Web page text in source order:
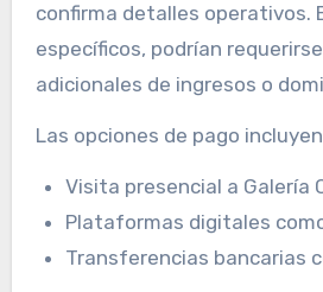
confirma detalles operativos.
específicos, podrían
adicionales de ingresos o
Las opciones de pago
Visita presencial a Galería
Plataformas digitales
Transferencias bancarias